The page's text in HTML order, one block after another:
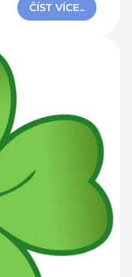
ČÍST VÍCE..